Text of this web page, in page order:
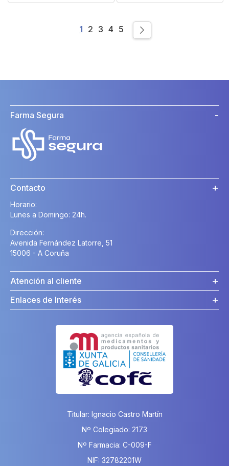
Page
You're currently reading page
1 Page
2 Page
3 Page
4 Page
5
Farma Segura
Contacto
Horario:
Lunes a Domingo: 24h.
Dirección:
Avenida Fernández Latorre, 51
15006 - A Coruña
Atención al cliente
Enlaces de Interés
Titular: Ignacio Castro Martín
Nº Colegiado: 2173
Nº Farmacia: C-009-F
NIF: 32782201W